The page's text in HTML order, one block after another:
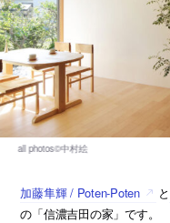
加藤隼輝 / Poten-Poten と
の「信濃吉田の家」です。